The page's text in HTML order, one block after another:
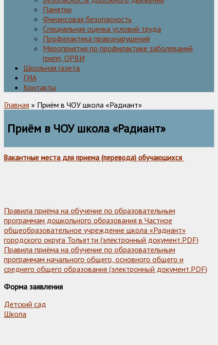
Памятки
Финансовая безопасность
Специальная оценка условий труда
Профилактика правонарушений
Мероприятия по профилактике заболеваний
грипп, ОРВИ
Школьная газета
ГИА
Контакты
Главная » Приём в ЧОУ школа «Радиант»
Приём в ЧОУ школа «Радиант»
Вакантные места для приема (перевода) обучающихся
Правила приёма на обучение по образовательным
программам дошкольного образования в Частное
общеобразовательное учреждение школа «Радиант»
городского округа Тольятти (электронный документ.PDF)
Правила приёма на обучение по образовательным
программам начального общего, основного общего и
среднего общего образования (электронный документ.PDF)
Форма заявления
Детский сад
Школа